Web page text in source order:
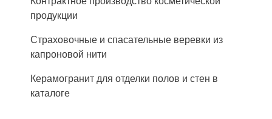
продукции
Страховочные и спасательные веревки из
капроновой нити
Керамогранит для отделки полов и стен в
каталоге